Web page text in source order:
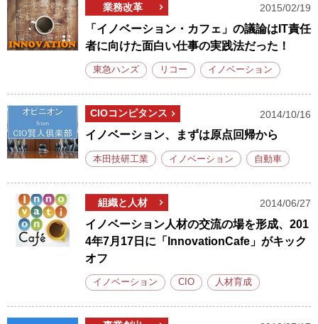
業務改革 2015/02/19
「イノベーション・カフェ」の議論はIT責任
者に向けた面白い仕事の実践法だった！
東急ハンズ リコー イノベーション
CIOコンピタンス 2014/10/16
イノベーション、まずは原点回帰から
本田技研工業 イノベーション 自動車
組織と人材 2014/06/27
イノベーション人材の交流の場を形成、201
4年7月17日に「InnovationCafe」がキック
オフ
イノベーション CIO 人材育成